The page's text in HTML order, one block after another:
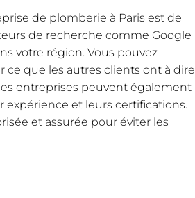
de plomberie à Paris est de
de recherche comme Google
votre région. Vous pouvez
que les autres clients ont à dire
entreprises peuvent également
expérience et leurs certifications.
et assurée pour éviter les